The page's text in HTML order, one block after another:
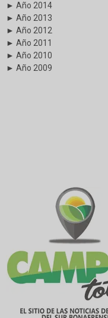
► Año 2014
► Año 2013
► Año 2012
► Año 2011
► Año 2010
► Año 2009